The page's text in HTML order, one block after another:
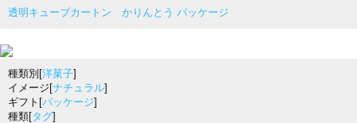
透明キューブカートン かりんとう パッケージ
種類別[洋菓子]
イメージ[ナチュラル]
ギフト[パッケージ]
種類[タグ]